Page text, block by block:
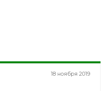
18 ноября 2019